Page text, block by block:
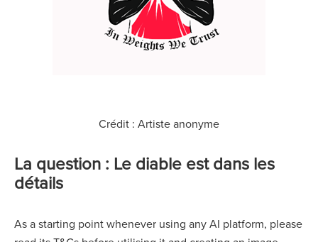
Crédit : Artiste anonyme
La question : Le diable est dans les
détails
As a starting point whenever using any AI platform, please